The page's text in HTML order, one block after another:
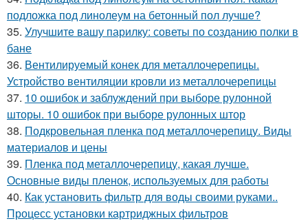
подложка под линолеум на бетонный пол лучше?
35. Улучшите вашу парилку: советы по созданию полки в
бане
36. Вентилируемый конек для металлочерепицы.
Устройство вентиляции кровли из металлочерепицы
37. 10 ошибок и заблуждений при выборе рулонной
шторы. 10 ошибок при выборе рулонных штор
38. Подкровельная пленка под металлочерепицу. Виды
материалов и цены
39. Пленка под металлочерепицу, какая лучше.
Основные виды пленок, используемых для работы
40. Как установить фильтр для воды своими руками..
Процесс установки картриджных фильтров